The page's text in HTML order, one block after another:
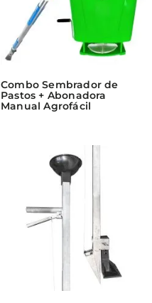
Combo Sembrador de
Pastos + Abonadora
Manual Agrofácil